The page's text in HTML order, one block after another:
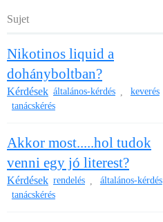
Sujet
Nikotinos liquid a
dohányboltban?
Kérdések általános-kérdés keverés
tanácskérés
Akkor most.....hol tudok
venni egy jó literest?
Kérdések rendelés általános-kérdés
tanácskérés